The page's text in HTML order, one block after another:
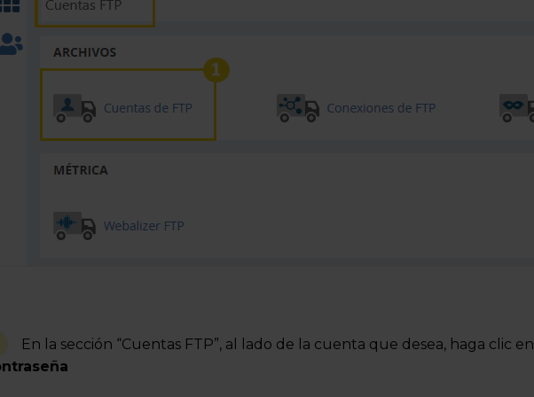
En la sección “Cuentas FTP”, al lado de la cuenta que desea, haga clic en